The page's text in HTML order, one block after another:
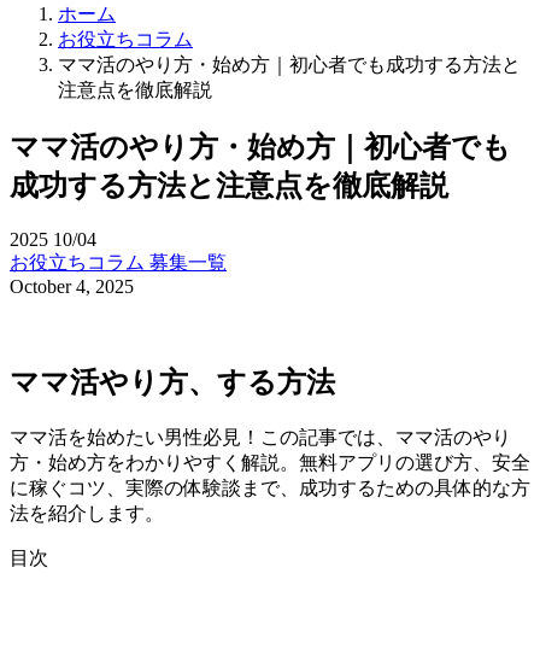
ホーム
お役立ちコラム
ママ活のやり方・始め方｜初心者でも成功する方法と
注意点を徹底解説
ママ活のやり方・始め方｜初心者でも
成功する方法と注意点を徹底解説
2025 10/04
お役立ちコラム 募集一覧
October 4, 2025
ママ活やり方、する方法
ママ活を始めたい男性必見！この記事では、ママ活のやり
方・始め方をわかりやすく解説。無料アプリの選び方、安全
に稼ぐコツ、実際の体験談まで、成功するための具体的な方
法を紹介します。
目次